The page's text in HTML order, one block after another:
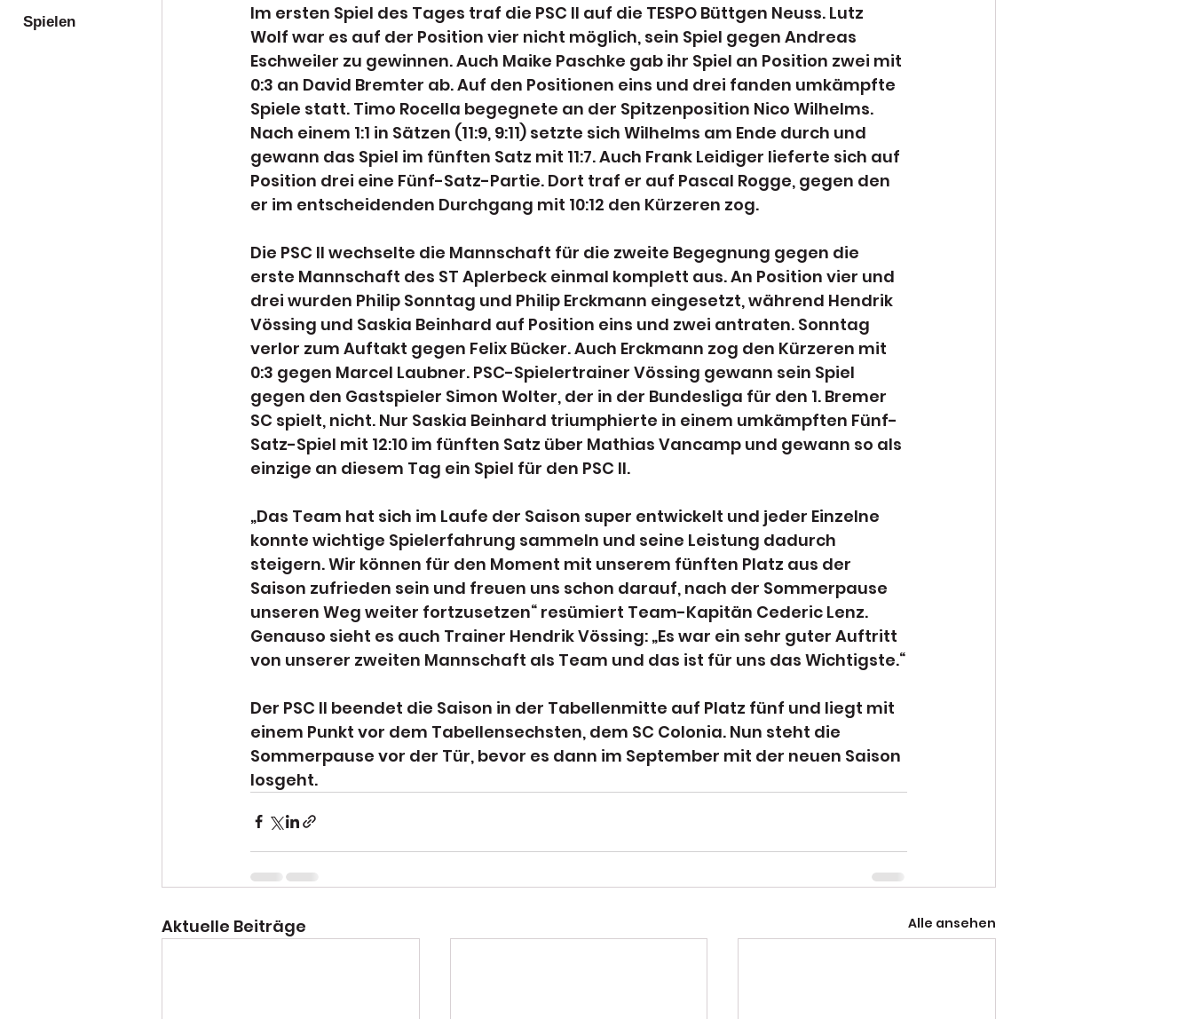
Spielen
Im ersten Spiel des Tages traf die PSC II auf die TESPO Büttgen Neuss. Lutz
Wolf war es auf der Position vier nicht möglich, sein Spiel gegen Andreas
Eschweiler zu gewinnen. Auch Maike Paschke gab ihr Spiel an Position zwei mit
0:3 an David Bremter ab. Auf den Positionen eins und drei fanden umkämpfte
Spiele statt. Timo Rocella begegnete an der Spitzenposition Nico Wilhelms.
Nach einem 1:1 in Sätzen (11:9, 9:11) setzte sich Wilhelms am Ende durch und
gewann das Spiel im fünften Satz mit 11:7. Auch Frank Leidiger lieferte sich auf
Position drei eine Fünf-Satz-Partie. Dort traf er auf Pascal Rogge, gegen den
er im entscheidenden Durchgang mit 10:12 den Kürzeren zog.
Die PSC II wechselte die Mannschaft für die zweite Begegnung gegen die
erste Mannschaft des ST Aplerbeck einmal komplett aus. An Position vier und
drei wurden Philip Sonntag und Philip Erckmann eingesetzt, während Hendrik
Vössing und Saskia Beinhard auf Position eins und zwei antraten. Sonntag
verlor zum Auftakt gegen Felix Bücker. Auch Erckmann zog den Kürzeren mit
0:3 gegen Marcel Laubner. PSC-Spielertrainer Vössing gewann sein Spiel
gegen den Gastspieler Simon Wolter, der in der Bundesliga für den 1. Bremer
SC spielt, nicht. Nur Saskia Beinhard triumphierte in einem umkämpften Fünf-
Satz-Spiel mit 12:10 im fünften Satz über Mathias Vancamp und gewann so als
einzige an diesem Tag ein Spiel für den PSC II.
„Das Team hat sich im Laufe der Saison super entwickelt und jeder Einzelne
konnte wichtige Spielerfahrung sammeln und seine Leistung dadurch
steigern. Wir können für den Moment mit unserem fünften Platz aus der
Saison zufrieden sein und freuen uns schon darauf, nach der Sommerpause
unseren Weg weiter fortzusetzen“ resümiert Team-Kapitän Cederic Lenz.
Genauso sieht es auch Trainer Hendrik Vössing: „Es war ein sehr guter Auftritt
von unserer zweiten Mannschaft als Team und das ist für uns das Wichtigste.“
Der PSC II beendet die Saison in der Tabellenmitte auf Platz fünf und liegt mit
einem Punkt vor dem Tabellensechsten, dem SC Colonia. Nun steht die
Sommerpause vor der Tür, bevor es dann im September mit der neuen Saison
losgeht.
Aktuelle Beiträge Alle ansehen